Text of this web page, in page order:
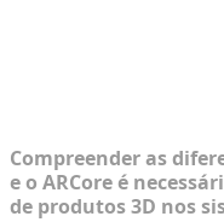
Compreender as
e o ARCore é
de produtos 3D nos